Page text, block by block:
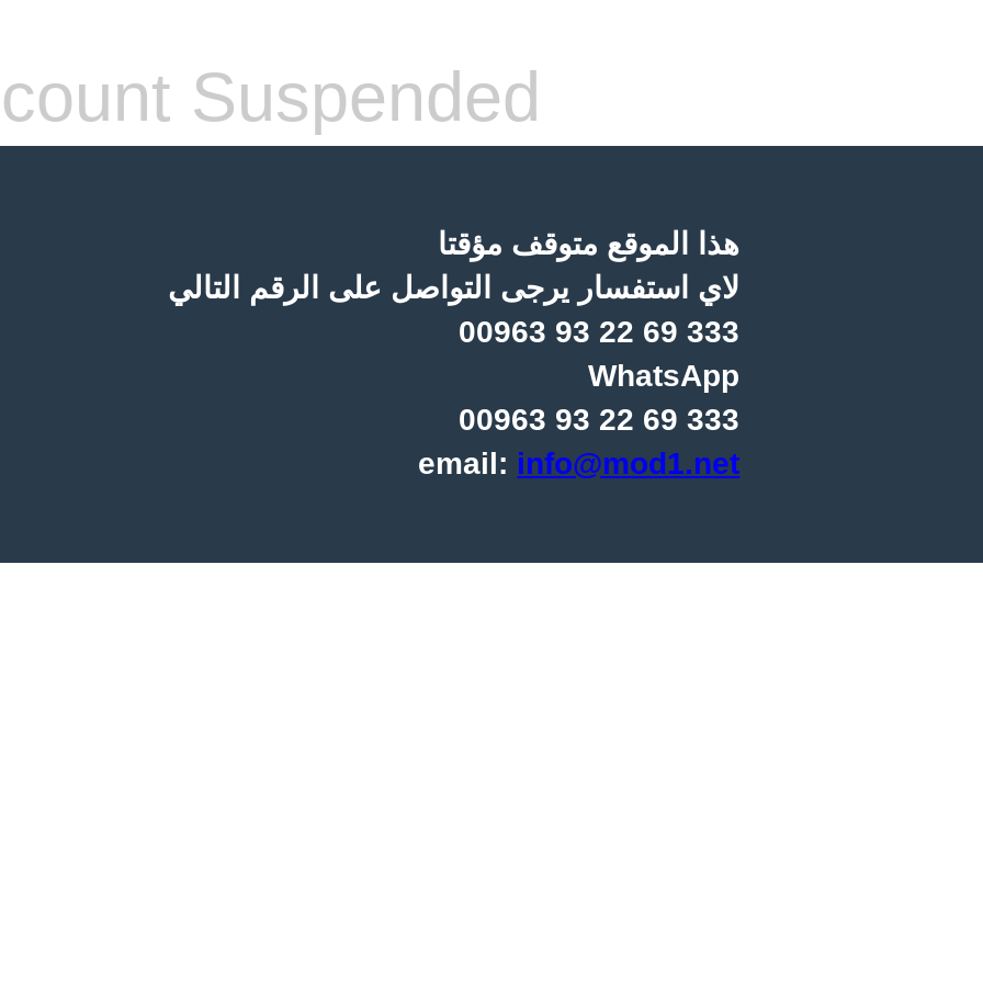
Suspended
هذا الموقع متوقف مؤقتا
لاي استفسار يرجى التواصل على الرقم التالي
00963 93 22 69 333
WhatsApp
00963 93 22 69 333
email: info@mod1.net